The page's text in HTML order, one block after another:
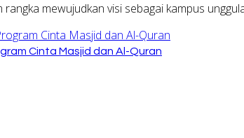
rangka mewujudkan visi sebagai kampus
Cinta Masjid dan Al-Quran